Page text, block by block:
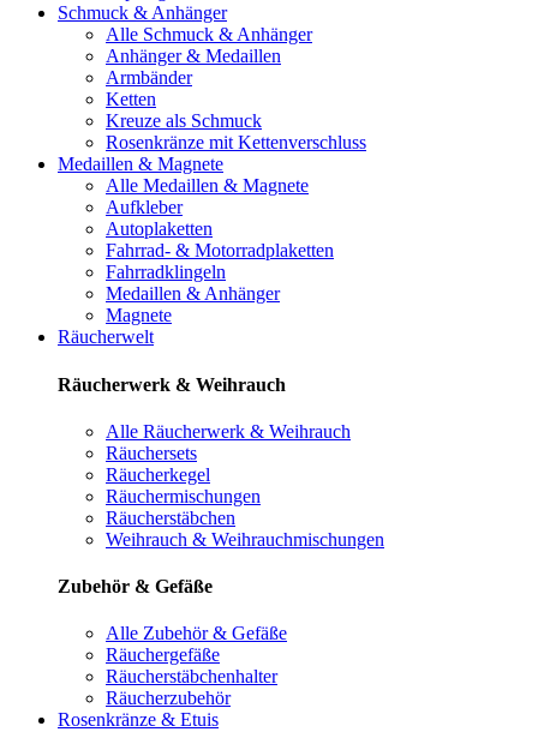
Schmuck & Anhänger
Alle Schmuck & Anhänger
Anhänger & Medaillen
Armbänder
Ketten
Kreuze als Schmuck
Rosenkränze mit Kettenverschluss
Medaillen & Magnete
Alle Medaillen & Magnete
Aufkleber
Autoplaketten
Fahrrad- & Motorradplaketten
Fahrradklingeln
Medaillen & Anhänger
Magnete
Räucherwelt
Räucherwerk & Weihrauch
Alle Räucherwerk & Weihrauch
Räuchersets
Räucherkegel
Räuchermischungen
Räucherstäbchen
Weihrauch & Weihrauchmischungen
Zubehör & Gefäße
Alle Zubehör & Gefäße
Räuchergefäße
Räucherstäbchenhalter
Räucherzubehör
Rosenkränze & Etuis